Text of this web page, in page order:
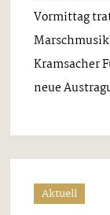
Vormittag
Kramsacher
neue
Aktuell